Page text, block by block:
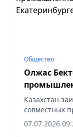
Общество
Олжас
Казахстан
совместных
переработки
vapress.kz.
07.07.2026